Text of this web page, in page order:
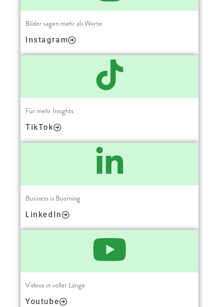
Bilder sagen mehr als Worte
Instagram
Für mehr Insights
TikTok
Business is Booming
LinkedIn
Videos in voller Länge
Youtube